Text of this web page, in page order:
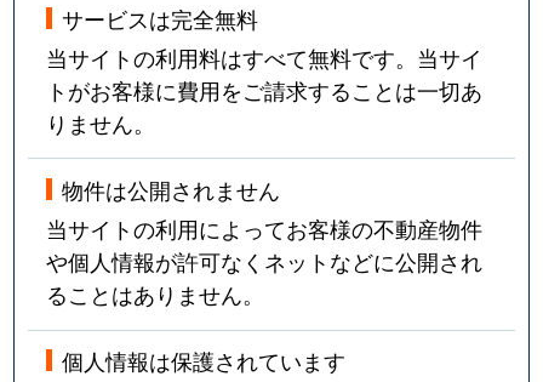
サービスは完全無料
当サイトの利用料はすべて無料です。当サイ
トがお客様に費用をご請求することは一切あ
りません。
物件は公開されません
当サイトの利用によってお客様の不動産物件
や個人情報が許可なくネットなどに公開され
ることはありません。
個人情報は保護されています